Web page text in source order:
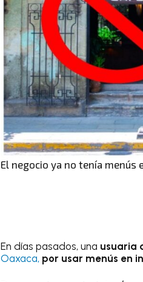
El negocio ya no tenía menús
En días pasados, una usuaria
Oaxaca, por usar menús en